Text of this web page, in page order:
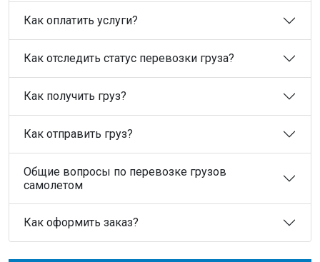
Как оплатить услуги?
Как отследить статус перевозки груза?
Как получить груз?
Как отправить груз?
Общие вопросы по перевозке грузов
самолетом
Как оформить заказ?